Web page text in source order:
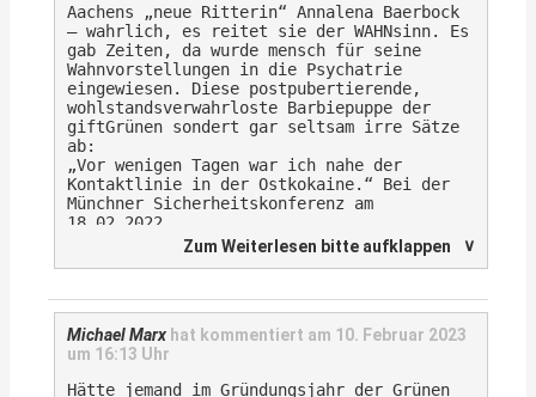
Aachens „neue Ritterin“ Annalena Baerbock
– wahrlich, es reitet sie der WAHNsinn. Es
gab Zeiten, da wurde mensch für seine
Wahnvorstellungen in die Psychatrie
eingewiesen. Diese postpubertierende,
wohlstandsverwahrloste Barbiepuppe der
giftGrünen sondert gar seltsam irre Sätze
ab:
„Vor wenigen Tagen war ich nahe der
Kontaktlinie in der Ostkokaine.“ Bei der
Münchner Sicherheitskonferenz am
18.02.2022
„Putin hat uns in eine andere Zeitrechnung
neu bewerten.“ 28.02.2022
„Die EU hat ein Sanktionspaket aufgelegt
an Wirtschafts- und Finanzsanktionen… Das
Zum Weiterlesen bitte aufklappen ∨
Michael Marx hat kommentiert am 10. Februar 2023
um 16:13 Uhr
Hätte jemand im Gründungsjahr der Grünen